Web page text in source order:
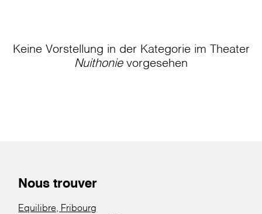
Keine Vorstellung in der Kategorie im Theater
Nuithonievorgesehen
Nous trouver
Equilibre, Fribourg